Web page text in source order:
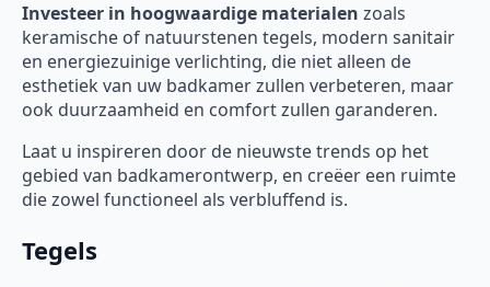
Investeer in hoogwaardige materialen zoals
keramische of natuurstenen tegels, modern sanitair
en energiezuinige verlichting, die niet alleen de
esthetiek van uw badkamer zullen verbeteren, maar
ook duurzaamheid en comfort zullen garanderen.
Laat u inspireren door de nieuwste trends op het
gebied van badkamerontwerp, en creëer een ruimte
die zowel functioneel als verbluffend is.
Tegels